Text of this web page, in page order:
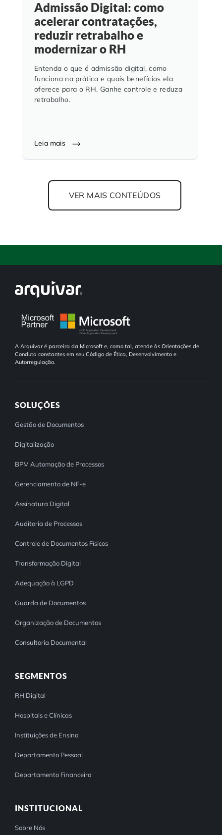
Admissão Digital: como
acelerar contratações,
reduzir retrabalho e
modernizar o RH
Entenda o que é admissão digital, como
funciona na prática e quais benefícios ela
oferece para o RH. Ganhe controle e reduza
retrabalho.
Leia mais
VER MAIS CONTEÚDOS
A Arquivar é parceira da Microsoft e, como tal, atende às Orientações de
Conduta constantes em seu Código de Ética, Desenvolvimento e
Autorregulação.
SOLUÇÕES
Gestão de Documentos
Digitalização
BPM Automação de Processos
Gerenciamento de NF-e
Assinatura Digital
Auditoria de Processos
Controle de Documentos Físicos
Transformação Digital
Adequação à LGPD
Guarda de Documentos
Organização de Documentos
Consultoria Documental
SEGMENTOS
RH Digital
Hospitais e Clínicas
Instituições de Ensino
Departamento Pessoal
Departamento Financeiro
INSTITUCIONAL
Sobre Nós